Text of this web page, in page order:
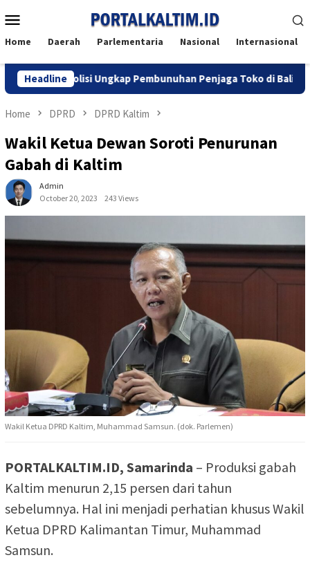
to
Menu
Home Daerah Parlementaria Nasional Internasional
Headline
Polisi Ungkap Pembunuhan Penjaga Toko di Balikpapan
Home DPRD DPRD Kaltim
Wakil Ketua Dewan Soroti Penurunan
Gabah di Kaltim
Admin
October 20, 2023
243 Views
Wakil Ketua DPRD Kaltim, Muhammad Samsun. (dok. Parlemen)
PORTALKALTIM.ID, Samarinda – Produksi gabah
Kaltim menurun 2,15 persen dari tahun
sebelumnya. Hal ini menjadi perhatian khusus Wakil
Ketua DPRD Kalimantan Timur, Muhammad
Samsun.